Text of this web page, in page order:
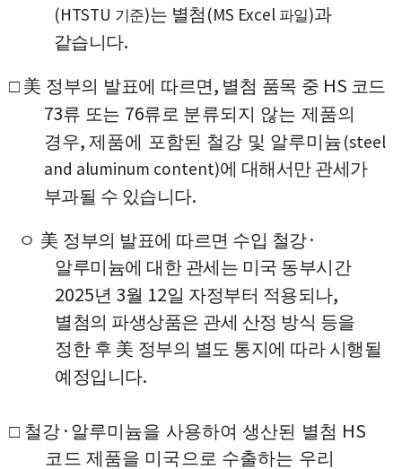
(HTSTU 기준)는 별첨 (MS Excel 파일)과
같습니다.
□ 美 정부의 발표에 따르면, 별첨 품목 중 HS 코드
73류 또는 76류로 분류되지 않는 제품의
경우,제품에 포함된 철강 및 알루미늄(steel
and aluminum content)에 대해서만 관세가
부과될 수 있습니다.
ㅇ 美 정부의 발표에 따르면 수입 철강·
알루미늄에 대한 관세는 미국 동부시간
2025년 3월 12일 자정부터 적용되나,
별첨의 파생상품은 관세 산정 방식 등을
정한 후 美 정부의 별도 통지에 따라 시행될
예정입니다.
□ 철강 · 알루미늄을 사용하여 생산된 별첨 HS
코드 제품을 미국으로 수출하는 우리